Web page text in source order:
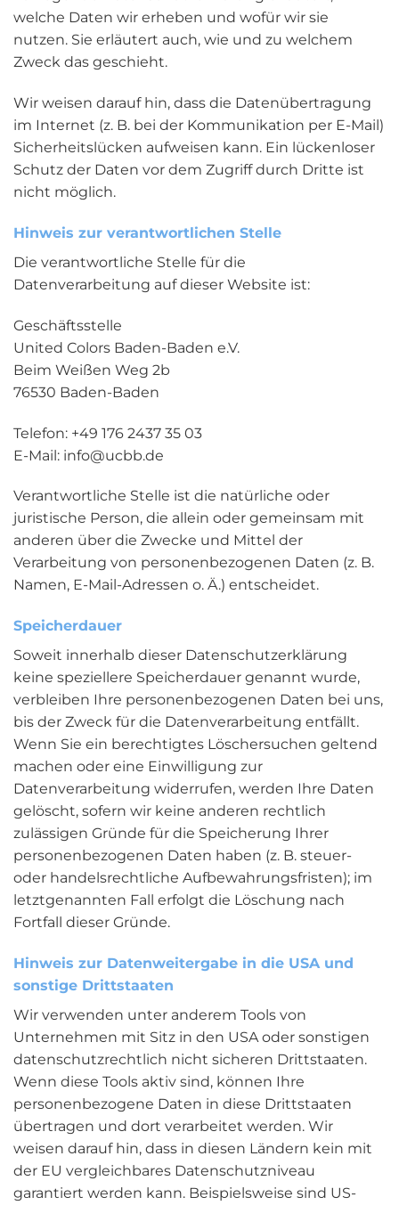
welche Daten wir erheben und wofür wir sie
nutzen. Sie erläutert auch, wie und zu welchem
Zweck das geschieht.
Wir weisen darauf hin, dass die Datenübertragung
im Internet (z. B. bei der Kommunikation per E-Mail)
Sicherheitslücken aufweisen kann. Ein lückenloser
Schutz der Daten vor dem Zugriff durch Dritte ist
nicht möglich.
Hinweis zur verantwortlichen Stelle
Die verantwortliche Stelle für die
Datenverarbeitung auf dieser Website ist:
Geschäftsstelle
United Colors Baden-Baden e.V.
Beim Weißen Weg 2b
76530 Baden-Baden
Telefon: +49 176 2437 35 03
E-Mail: info@ucbb.de
Verantwortliche Stelle ist die natürliche oder
juristische Person, die allein oder gemeinsam mit
anderen über die Zwecke und Mittel der
Verarbeitung von personenbezogenen Daten (z. B.
Namen, E-Mail-Adressen o. Ä.) entscheidet.
Speicherdauer
Soweit innerhalb dieser Datenschutzerklärung
keine speziellere Speicherdauer genannt wurde,
verbleiben Ihre personenbezogenen Daten bei uns,
bis der Zweck für die Datenverarbeitung entfällt.
Wenn Sie ein berechtigtes Löschersuchen geltend
machen oder eine Einwilligung zur
Datenverarbeitung widerrufen, werden Ihre Daten
gelöscht, sofern wir keine anderen rechtlich
zulässigen Gründe für die Speicherung Ihrer
personenbezogenen Daten haben (z. B. steuer-
oder handelsrechtliche Aufbewahrungsfristen); im
letztgenannten Fall erfolgt die Löschung nach
Fortfall dieser Gründe.
Hinweis zur Datenweitergabe in die USA und
sonstige Drittstaaten
Wir verwenden unter anderem Tools von
Unternehmen mit Sitz in den USA oder sonstigen
datenschutzrechtlich nicht sicheren Drittstaaten.
Wenn diese Tools aktiv sind, können Ihre
personenbezogene Daten in diese Drittstaaten
übertragen und dort verarbeitet werden. Wir
weisen darauf hin, dass in diesen Ländern kein mit
der EU vergleichbares Datenschutzniveau
garantiert werden kann. Beispielsweise sind US-